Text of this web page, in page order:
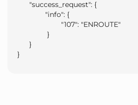
      "success_request": {
              "info": {
                      "107": "ENROUTE"
               }
      }
}